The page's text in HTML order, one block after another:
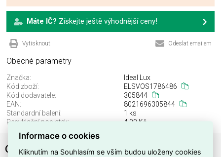
Máte IČ? Získejte ještě výhodnější ceny!
Vytisknout Odeslat emailem
Obecné parametry
Značka:
Ideal Lux
Kód zboží:
ELSVOS1786486
Kód dodavatele:
305844
EAN:
8021696305844
Standardní balení:
1 ks
Recyklační poplatek:
4,00 Kč
QUARK FI 2W CRI90 3000K BK
Informace o cookies
Kliknutím na Souhlasím se vším budou uloženy cookies